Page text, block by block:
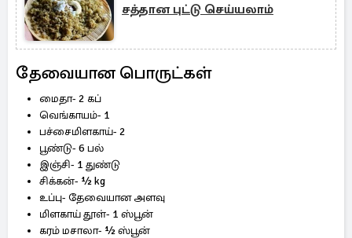
சத்தான புட்டு செய்யலாம்
தேவையான பொருட்கள்
மைதா- 2 கப்
வெங்காயம்- 1
பச்சைமிளகாய்- 2
பூண்டு- 6 பல்
இஞ்சி- 1 துண்டு
சிக்கன்- ½ kg
உப்பு- தேவையான அளவு
மிளகாய் தூள்- 1 ஸ்பூன்
கரம் மசாலா- ½ ஸ்பூன்